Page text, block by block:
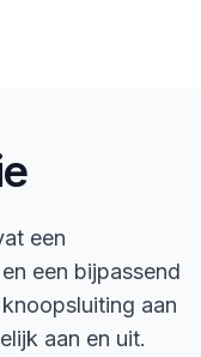
een
een bijpassend
aan
aan en uit.